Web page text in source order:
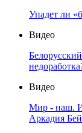
Упадет ли
Видео
Видео
Мир - наш.
Аркадия